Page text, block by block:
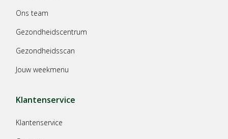
Ons team
Gezondheidscentrum
Gezondheidsscan
Jouw weekmenu
Klantenservice
Klantenservice